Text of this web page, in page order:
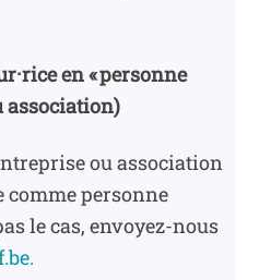
en « personne
association)
ou association
comme personne
le cas, envoyez-nous